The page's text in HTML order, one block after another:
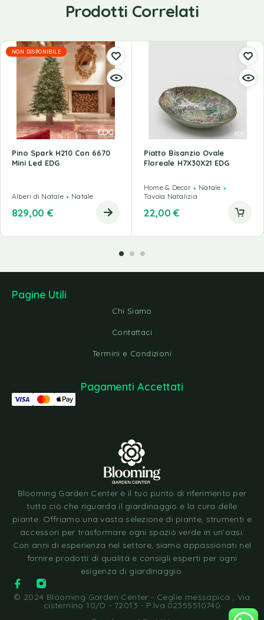
Prodotti Correlati
NON DISPONIBILE
Pino Spark H210 Con 6670
Mini Led EDG
Alberi di Natale Natale
829,00 €
Piatto Bisanzio Ovale
Floreale H7X30X21 EDG
Home & Decor
Natale
Tavola Natalizia
22,00 €
Pagine Utili
Chi Siamo
Contattaci
Termini e Condizioni
Blooming Garden Center è il tuo punto di riferimento per
tutto ciò che riguarda il giardinaggio e la cura delle
piante. Offriamo una vasta selezione di piante, strumenti e
accessori per trasformare ogni spazio verde in un’oasi.
Con anni di esperienza nel settore, siamo appassionati nel
fornire prodotti di qualità e consigli esperti per ogni
esigenza di giardinaggio.
© 2024 Blooming Garden Center - Ceglie messapica , Via
cisternino 10/D - 72013 - P.Iva:02355510740
Pagamenti Accettati